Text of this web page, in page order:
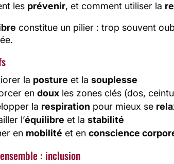
les prévenir, et comment utiliser la
constitue un pilier : trop souvent
la posture et lasouplesse
endoux les zones clés (dos,
la respiration pour mieux se
l’équilibre et lastabilité
en mobilité et enconscience
: inclusion